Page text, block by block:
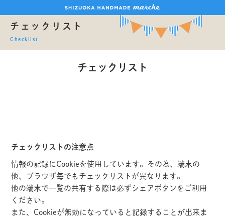
チェックリスト
Checklist
チェックリスト
チェックリストの注意点
情報の記録にCookieを使用しています。その為、端末の
他、ブラウザ毎でもチェックリストが異なります。
他の端末で一覧の共有する際は必ずシェアボタンをご利用
ください。
また、Cookieが無効になっていると記録することが出来ま